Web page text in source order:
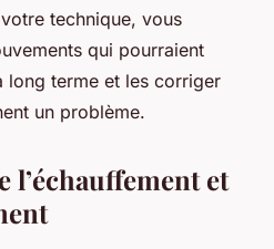
technique, vous
qui pourraient
long terme et les corriger
un problème.
l’échauffement et